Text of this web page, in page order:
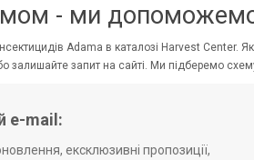
- ми
Adama в каталозі Harvest Center.
залишайте запит на сайті. Ми підберемо
e-mail:
ексклюзивні пропозиції,